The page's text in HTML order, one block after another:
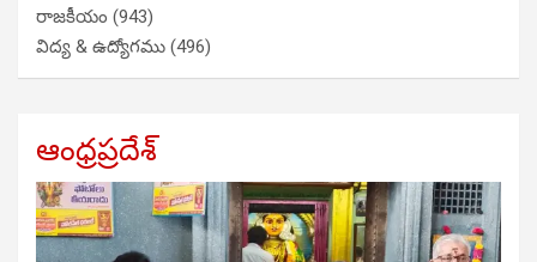
రాజకీయం (943)
విద్య & ఉద్యోగము (496)
ఆంధ్రప్రదేశ్